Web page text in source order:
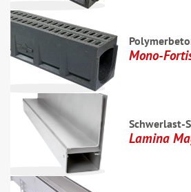
Mono-
Schwerlast-
Lamina